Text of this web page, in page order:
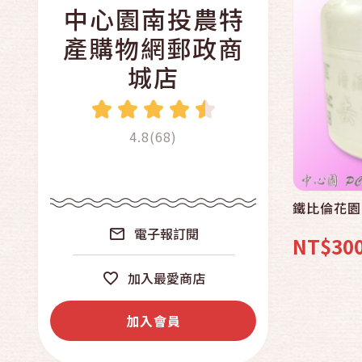
中心園南投農特
產購物網郵政商
城店
4.8(68)
電子報訂閱
加入最愛商店
加入會員
鐵比倫花